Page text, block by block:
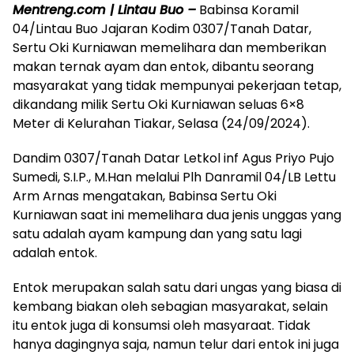
Mentreng.com | Lintau Buo – Babinsa Koramil
04/Lintau Buo Jajaran Kodim 0307/Tanah Datar,
Sertu Oki Kurniawan memelihara dan memberikan
makan ternak ayam dan entok, dibantu seorang
masyarakat yang tidak mempunyai pekerjaan tetap,
dikandang milik Sertu Oki Kurniawan seluas 6×8
Meter di Kelurahan Tiakar, Selasa (24/09/2024).
Dandim 0307/Tanah Datar Letkol inf Agus Priyo Pujo
Sumedi, S.I.P., M.Han melalui Plh Danramil 04/LB Lettu
Arm Arnas mengatakan, Babinsa Sertu Oki
Kurniawan saat ini memelihara dua jenis unggas yang
satu adalah ayam kampung dan yang satu lagi
adalah entok.
Entok merupakan salah satu dari ungas yang biasa di
kembang biakan oleh sebagian masyarakat, selain
itu entok juga di konsumsi oleh masyaraat. Tidak
hanya dagingnya saja, namun telur dari entok ini juga